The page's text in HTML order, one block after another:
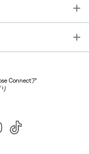
Connectア